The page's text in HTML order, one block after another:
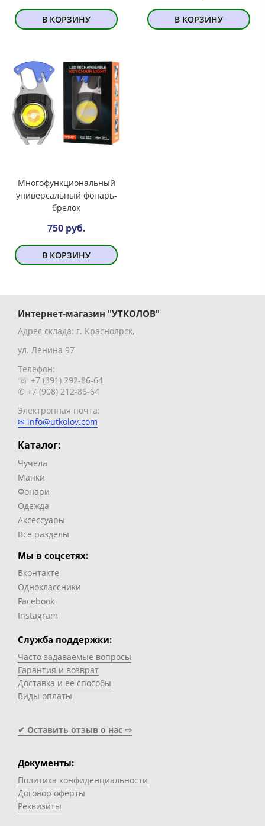
В КОРЗИНУ В КОРЗИНУ
Многофункциональный
универсальный фонарь-
брелок
750 руб.
В КОРЗИНУ
Интернет-магазин "УТКОЛОВ"
Адрес склада: г. Красноярск,
ул. Ленина 97
Телефон:
☏ +7 (391) 292-86-64
✆ +7 (908) 212-86-64
Электронная почта:
✉ info@utkolov.com
Каталог:
Чучела
Манки
Фонари
Одежда
Аксессуары
Все разделы
Мы в соцсетях:
Вконтакте
Одноклассники
Facebook
Instagram
Служба поддержки:
Часто задаваемые вопросы
Гарантия и возврат
Доставка и ее способы
Виды оплаты
✔ Оставить отзыв о нас ⇨
Документы:
Политика конфиденциальности
Договор оферты
Реквизиты